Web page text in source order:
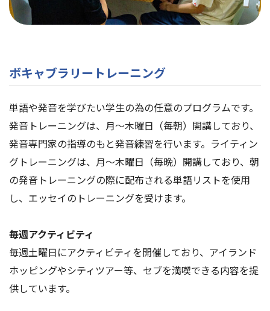
ボキャブラリートレーニング
単語や発音を学びたい学生の為の任意のプログラムです。
発音トレーニングは、月〜木曜日（毎朝）開講しており、
発音専門家の指導のもと発音練習を行います。ライティン
グトレーニングは、月〜木曜日（毎晩）開講しており、朝
の発音トレーニングの際に配布される単語リストを使用
し、エッセイのトレーニングを受けます。
毎週アクティビティ
毎週土曜日にアクティビティを開催しており、アイランド
ホッピングやシティツアー等、セブを満喫できる内容を提
供しています。